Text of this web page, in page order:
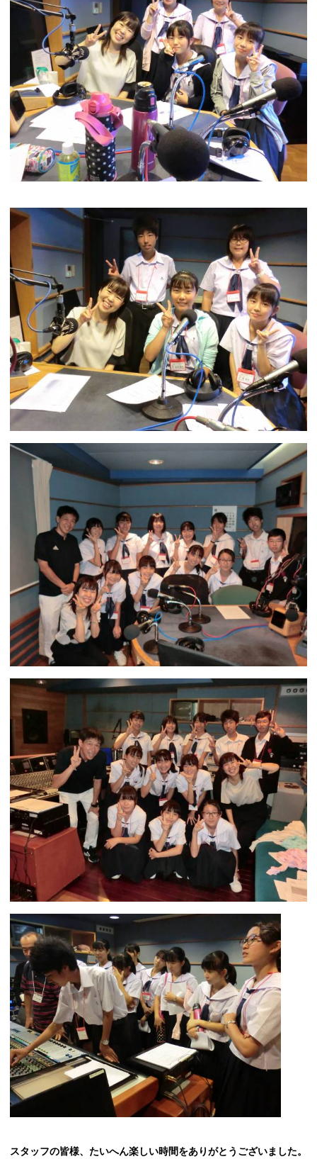
スタッフの皆様、たいへん楽しい時間をありがとうございました。